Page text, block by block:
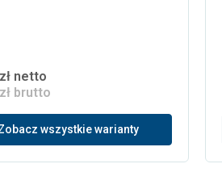
netto
brutto
wszystkie warianty